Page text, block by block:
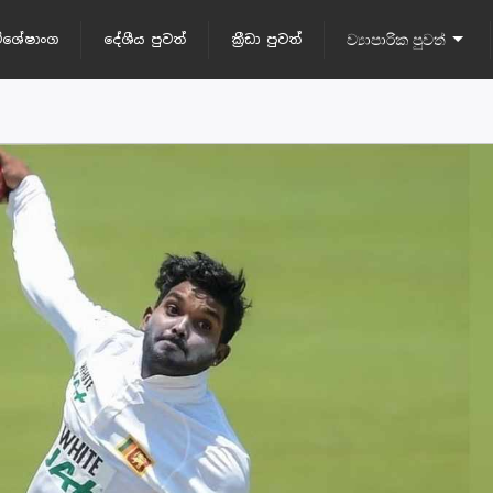
දේශීය පුවත් ක්‍රීඩා පුවත් ව්‍යාපාරික පුවත්